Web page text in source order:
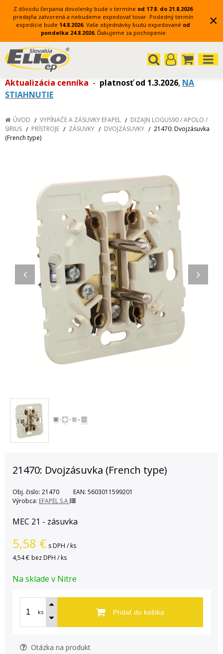
Z dôvodu čerpania dovolenky bude v termíne od 17.8. do 21.8.2026
predajňa zatvorená a nebudeme expedovať tovar. Posledný termín
expedície bude 14.8.2026. Vaše objednávky budú expedované od
pondelka 24.8.2026. Ďakujeme za pochopenie
×
Aktualizácia cenníka - platnosť od 1.3.2026, NA
STIAHNUTIE
ÚVOD VYPÍNAČE A ZÁSUVKY EFAPEL
DIZAJN LOGUS90 / APOLO /
SIRIUS
PRÍSTROJE ZÁSUVKY DVOJZÁSUVKY
21470: Dvojzásuvka
(French type)
21470: Dvojzásuvka (French type)
Obj. čislo: 21470 EAN: 5603011599201
Výrobca: EFAPEL S.A
MEC 21 - zásuvka
5,58 € s DPH / ks
4,54 € bez DPH / ks
Na sklade v Nitre
ks Pridať do košíka
Otázka na produkt